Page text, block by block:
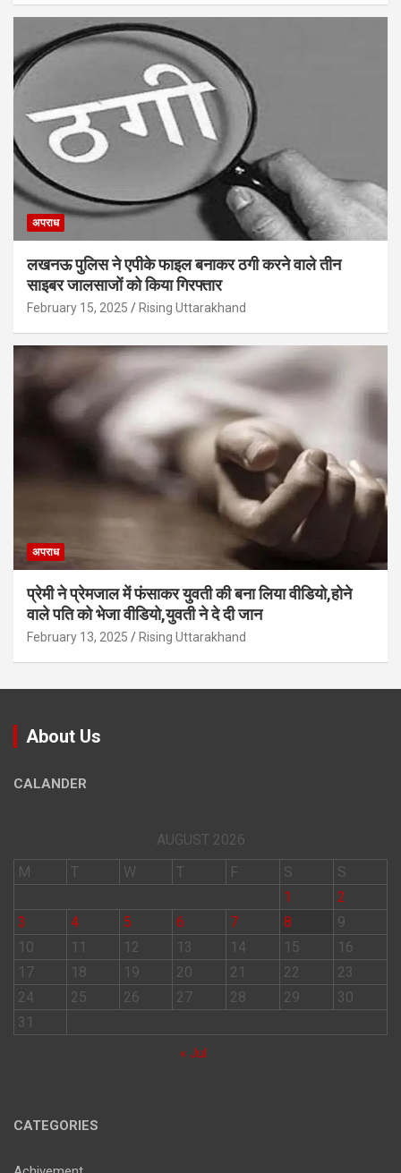
अपराध
लखनऊ पुलिस ने एपीके फाइल बनाकर ठगी करने वाले तीन
साइबर जालसाजों को किया गिरफ्तार
February 15, 2025 Rising Uttarakhand
अपराध
प्रेमी ने प्रेमजाल में फंसाकर युवती की बना लिया वीडियो,होने
वाले पत‍ि को भेजा वीड‍ियो,युवती ने दे दी जान
February 13, 2025 Rising Uttarakhand
About Us
CALANDER
AUGUST 2026
M
T W T F S
S
1
2
3
4 5 6 7 8
9
10
11 12 13 14 15
16
17
18 19 20 21 22
23
24
25 26 27 28 29
30
31
« Jul
CATEGORIES